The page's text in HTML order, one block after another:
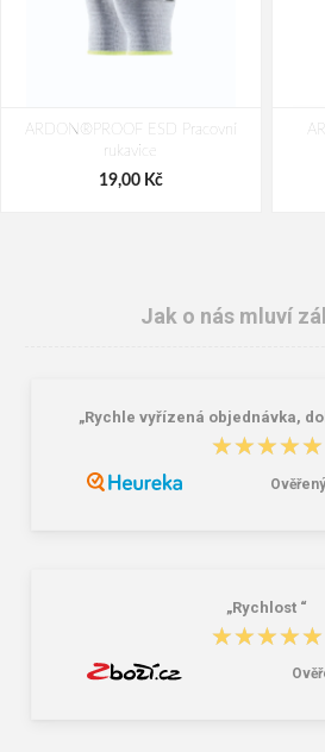
ARDON®PROOF ESD Pracovní
rukavice
19,00 Kč
Jak o nás mluví
„Rychle vyřízená objednávka,
★★★★★
★★★★★
„Rychlost “
★★★★★
★★★★★